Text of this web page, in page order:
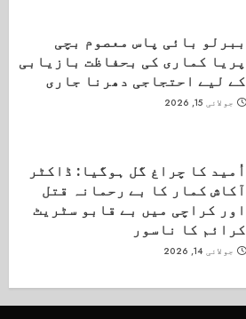
ببرلو بائی پاس معصوم بچی
پریا کماری کی بحفاظت بازیابی
کے لیے احتجاجی دھرنا جاری
جولائی 15, 2026
اُمید کا چراغ گل ہوگیا: ڈاکٹر
آکاش کمار کا بے رحمانہ قتل
اور کراچی میں بے قابو سٹریٹ
کرائم کا ناسور
جولائی 14, 2026